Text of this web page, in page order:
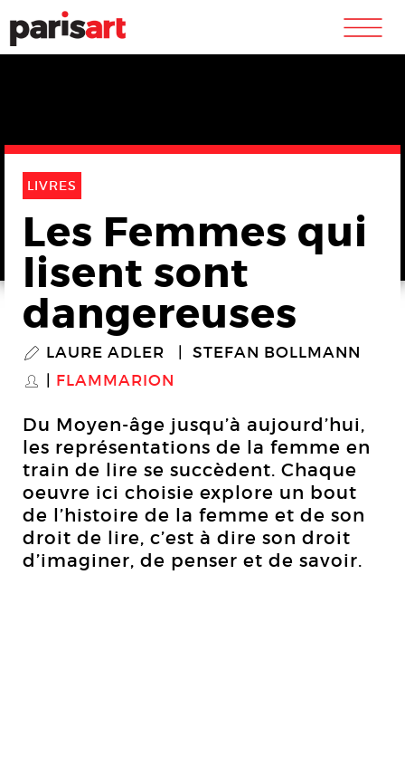
m
LIVRES
Les Femmes qui
lisent sont
dangereuses
P LAURE ADLER STEFAN BOLLMANN
S FLAMMARION
Du Moyen-âge jusqu’à aujourd’hui,
les représentations de la femme en
train de lire se succèdent. Chaque
oeuvre ici choisie explore un bout
de l’histoire de la femme et de son
droit de lire, c’est à dire son droit
d’imaginer, de penser et de savoir.